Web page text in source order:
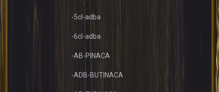
-5cl-adba
-6cl-adba
-AB-PINACA
-ADB-BUTINACA